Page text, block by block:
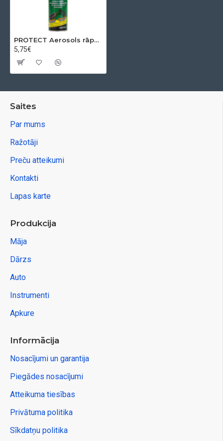
PROTECT Aerosols rāpojošo kukaiņu iznīcināšanai, 400 ml
5,75€
Saites
Par mums
Ražotāji
Preču atteikumi
Kontakti
Lapas karte
Produkcija
Māja
Dārzs
Auto
Instrumenti
Apkure
Informācija
Nosacījumi un garantija
Piegādes nosacījumi
Atteikuma tiesības
Privātuma politika
Sīkdatņu politika